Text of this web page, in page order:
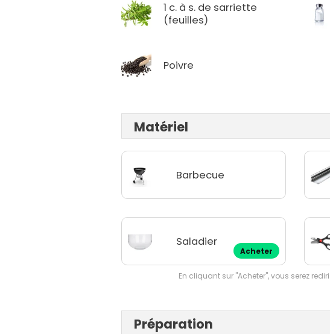
1 c. à s. de sarriette
(feuilles)
Poivre
Matériel
Barbecue
Saladier
Acheter
En cliquant sur "Acheter", vous serez
Préparation